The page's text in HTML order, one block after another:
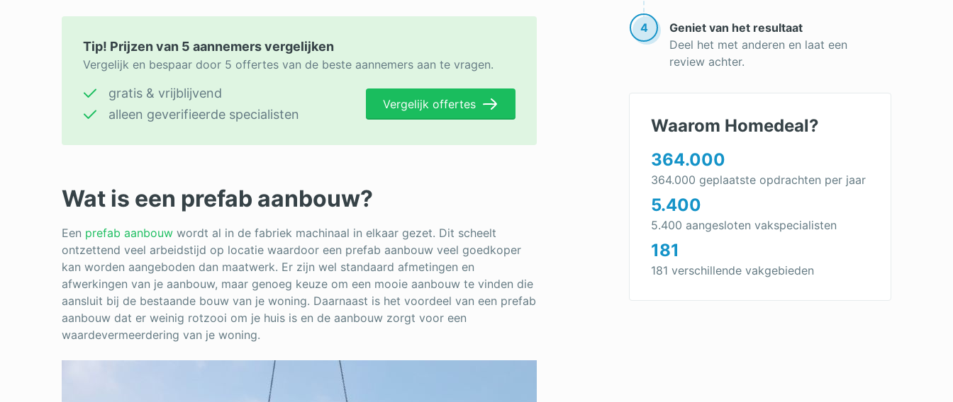
Tip! Prijzen van 5 aannemers vergelijken
Vergelijk en bespaar door 5 offertes van de beste aannemers aan te vragen.
gratis & vrijblijvend
alleen geverifieerde specialisten
Vergelijk offertes
Wat is een prefab aanbouw?
Een prefab aanbouw wordt al in de fabriek machinaal in elkaar gezet. Dit scheelt
ontzettend veel arbeidstijd op locatie waardoor een prefab aanbouw veel goedkoper
kan worden aangeboden dan maatwerk. Er zijn wel standaard afmetingen en
afwerkingen van je aanbouw, maar genoeg keuze om een mooie aanbouw te vinden die
aansluit bij de bestaande bouw van je woning. Daarnaast is het voordeel van een prefab
aanbouw dat er weinig rotzooi om je huis is en de aanbouw zorgt voor een
waardevermeerdering van je woning.
4
Geniet van het resultaat
Deel het met anderen en laat een
review achter.
Waarom Homedeal?
364.000
364.000 geplaatste opdrachten per jaar
5.400
5.400 aangesloten vakspecialisten
181
181 verschillende vakgebieden